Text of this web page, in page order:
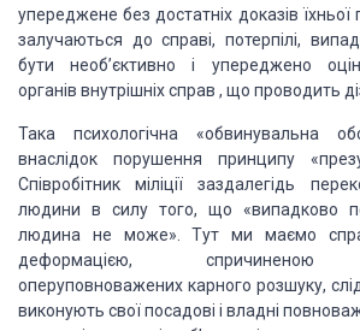
упереджене без достатніх доказів їхньої
залучаються до справі, потерпілі,
бути необ’єктивно і упереджено
органів внутрішніх справ , що проводить
Така психологічна «обвинувальна
внаслідок порушення принципу
Співробітник міліції заздалегідь
людини в силу того, що «випадково
людина не може». Тут ми маємо
деформацією, спричиненою
оперуповноважених карного розшуку,
виконують свої посадові і владні